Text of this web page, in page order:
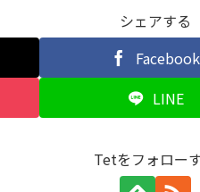
シェアする
Facebook
LINE
Tetをフォロー